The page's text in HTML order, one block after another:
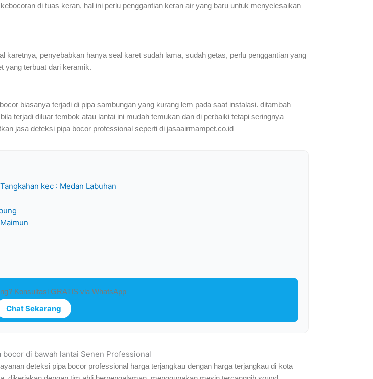
di tuas keran, hal ini perlu penggantian keran air yang baru untuk menyelesaikan
penyebabkan hanya seal karet sudah lama, sudah getas, perlu penggantian yang
yang terbuat dari keramik.
biasanya terjadi di pipa sambungan yang kurang lem pada saat instalasi. ditambah
terjadi diluar tembok atau lantai ini mudah temukan dan di perbaiki tetapi seringnya
jasa deteksi pipa bocor professional seperti di jasaairmampet.co.id
kec : Medan Labuhan
Konsultasi GRATIS via WhatsApp
Chat Sekarang
bocor di bawah lantai Senen Professional
deteksi pipa bocor professional harga terjangkau dengan harga terjangkau di kota